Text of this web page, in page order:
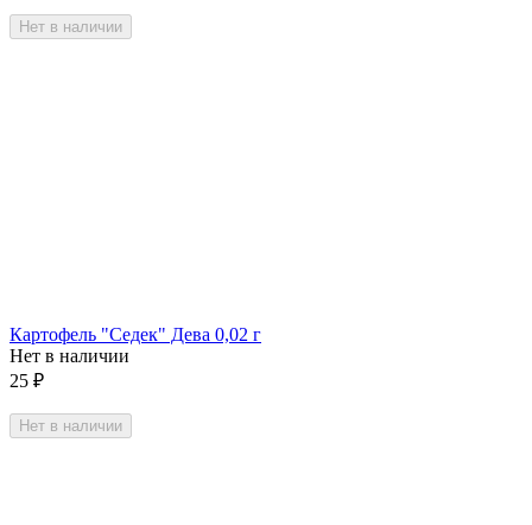
Нет в наличии
Картофель "Седек" Дева 0,02 г
Нет в наличии
25 ₽
Нет в наличии